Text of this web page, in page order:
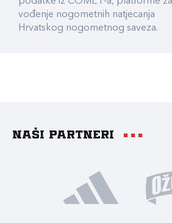
vođenje nogometnih natjecanja
Hrvatskog nogometnog saveza.
Naši partneri